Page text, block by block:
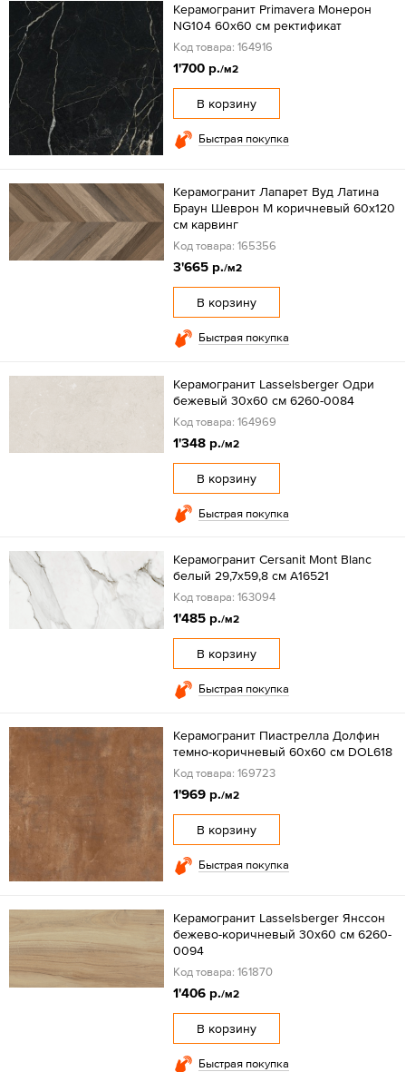
Керамогранит Primavera Монерон
NG104 60x60 см ректификат
Код товара: 164916
1'700 р./м2
В корзину
Быстрая покупка
Керамогранит Лапарет Вуд Латина
Браун Шеврон М коричневый 60x120
см карвинг
Код товара: 165356
3'665 р./м2
В корзину
Быстрая покупка
Керамогранит Lasselsberger Одри
бежевый 30х60 см 6260-0084
Код товара: 164969
1'348 р./м2
В корзину
Быстрая покупка
Керамогранит Cersanit Mont Blanc
белый 29,7x59,8 см A16521
Код товара: 163094
1'485 р./м2
В корзину
Быстрая покупка
Керамогранит Пиастрелла Долфин
темно-коричневый 60x60 см DOL618
Код товара: 169723
1'969 р./м2
В корзину
Быстрая покупка
Керамогранит Lasselsberger Янссон
бежево-коричневый 30x60 см 6260-
0094
Код товара: 161870
1'406 р./м2
В корзину
Быстрая покупка